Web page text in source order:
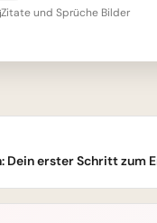
Zitate und Sprüche Bilder